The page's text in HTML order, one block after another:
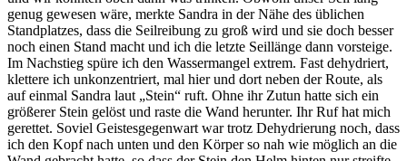
genug gewesen wäre, merkte Sandra in der Nähe des üblichen
Standplatzes, dass die Seilreibung zu groß wird und sie doch besser
noch einen Stand macht und ich die letzte Seillänge dann vorsteige.
Im Nachstieg spüre ich den Wassermangel extrem. Fast dehydriert,
klettere ich unkonzentriert, mal hier und dort neben der Route, als
auf einmal Sandra laut „Stein“ ruft. Ohne ihr Zutun hatte sich ein
größerer Stein gelöst und raste die Wand herunter. Ihr Ruf hat mich
gerettet. Soviel Geistesgegenwart war trotz Dehydrierung noch, dass
ich den Kopf nach unten und den Körper so nah wie möglich an die